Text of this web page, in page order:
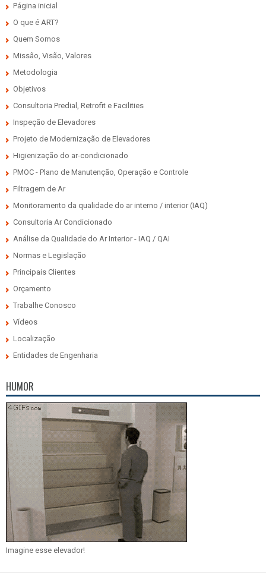
Página inicial
O que é ART?
Quem Somos
Missão, Visão, Valores
Metodologia
Objetivos
Consultoria Predial, Retrofit e Facilities
Inspeção de Elevadores
Projeto de Modernização de Elevadores
Higienização do ar-condicionado
PMOC - Plano de Manutenção, Operação e Controle
Filtragem de Ar
Monitoramento da qualidade do ar interno / interior (IAQ)
Consultoria Ar Condicionado
Análise da Qualidade do Ar Interior - IAQ / QAI
Normas e Legislação
Principais Clientes
Orçamento
Trabalhe Conosco
Vídeos
Localização
Entidades de Engenharia
HUMOR
Imagine esse elevador!